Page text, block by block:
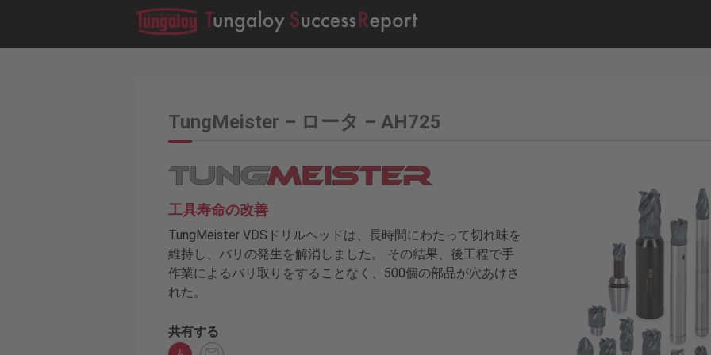
TungMeister – ロータ – AH725
工具寿命の改善
TungMeister VDSドリルヘッドは、長時間にわたって切れ味を
維持し、バリの発生を解消しました。 その結果、後工程で手
作業によるバリ取りをすることなく、500個の部品が穴あけさ
れた。
共有する